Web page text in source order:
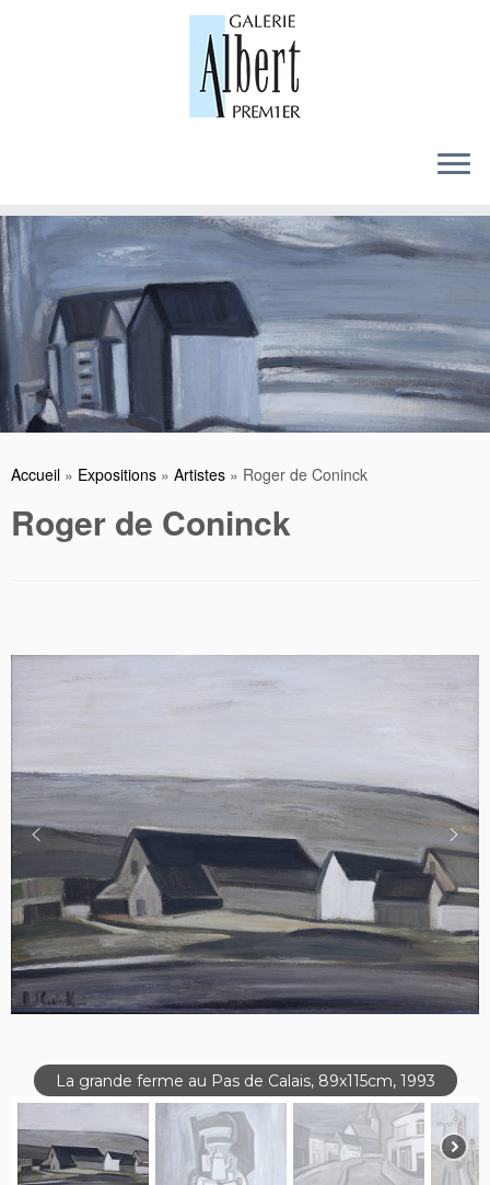
Skip
to
content
Accueil » Expositions » Artistes » Roger de Coninck
Roger de Coninck
La grande ferme au Pas de Calais, 89x115cm, 1993